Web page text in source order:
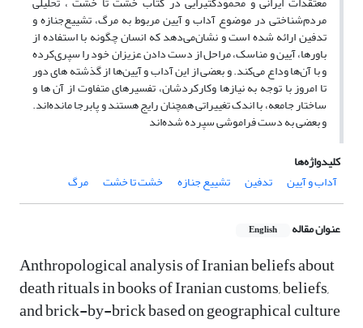
مردم‌شناختی در موضوع آداب و آیین مربوط به مرگ، تشییع‌جنازه و
تدفین ارائه شده است و نشان‌می‌دهد که انسان چگونه با استفاده از
باورها، آیین و مناسک، مراحل از دست دادن عزیزان خود را سپری‌کرده
و با آن‌ها وداع می‌کند. و بعضی از این آداب و آیین‌ها از گذشته های دور
تا امروز با توجه به نیازها وکارکردشان، تفسیرهای متفاوت از آنها و
ساختار جامعه، با اندک تغییراتی همچنان رایج هستند و پابرجا مانده‌اند.
و بعضی به دست فراموشی سپرده شده‌اند
کلیدواژه‌ها
آداب و آیین
تدفین تشییع جنازه خشت تا خشت مرگ
عنوان مقاله English
Anthropological analysis of Iranian beliefs about
death rituals in books of Iranian customs, beliefs,
and brick-by-brick based on geographical culture